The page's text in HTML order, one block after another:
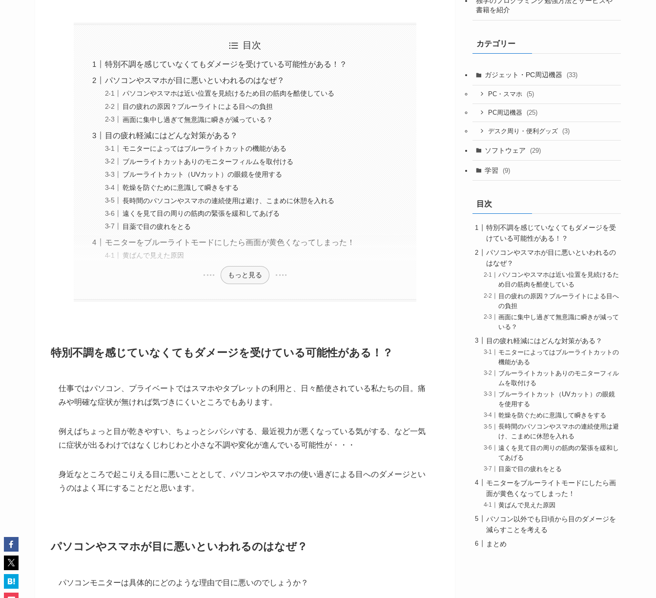
目次
特別不調を感じていなくてもダメージを受けている可能性がある！？
パソコンやスマホが目に悪いといわれるのはなぜ？
パソコンやスマホは近い位置を見続けるため目の筋肉を酷使している
目の疲れの原因？ブルーライトによる目への負担
画面に集中し過ぎて無意識に瞬きが減っている？
目の疲れ軽減にはどんな対策がある？
モニターによってはブルーライトカットの機能がある
ブルーライトカットありのモニターフィルムを取付ける
ブルーライトカット（UVカット）の眼鏡を使用する
乾燥を防ぐために意識して瞬きをする
長時間のパソコンやスマホの連続使用は避け、こまめに休憩を入れる
遠くを見て目の周りの筋肉の緊張を緩和してあげる
目薬で目の疲れをとる
モニターをブルーライトモードにしたら画面が黄色くなってしまった！
黄ばんで見えた原因
もっと見る
特別不調を感じていなくてもダメージを受けている可能性がある！？
仕事ではパソコン、プライベートではスマホやタブレットの利用と、日々酷使されている私たちの目。痛
みや明確な症状が無ければ気づきにくいところでもあります。
例えばちょっと目が乾きやすい、ちょっとシパシパする、最近視力が悪くなっている気がする、など一気
に症状が出るわけではなくじわじわと小さな不調や変化が進んでいる可能性が・・・
身近なところで起こりえる目に悪いこととして、パソコンやスマホの使い過ぎによる目へのダメージとい
うのはよく耳にすることだと思います。
パソコンやスマホが目に悪いといわれるのはなぜ？
パソコンモニターは具体的にどのような理由で目に悪いのでしょうか？
書籍を紹介
カテゴリー
ガジェット・PC周辺機器 (33)
PC・スマホ (5)
PC周辺機器 (25)
デスク周り・便利グッズ (3)
ソフトウェア (29)
学習 (9)
目次
特別不調を感じていなくてもダメージを受
けている可能性がある！？
パソコンやスマホが目に悪いといわれるの
はなぜ？
パソコンやスマホは近い位置を見続けるた
め目の筋肉を酷使している
目の疲れの原因？ブルーライトによる目へ
の負担
画面に集中し過ぎて無意識に瞬きが減って
いる？
目の疲れ軽減にはどんな対策がある？
モニターによってはブルーライトカットの
機能がある
ブルーライトカットありのモニターフィル
ムを取付ける
ブルーライトカット（UVカット）の眼鏡
を使用する
乾燥を防ぐために意識して瞬きをする
長時間のパソコンやスマホの連続使用は避
け、こまめに休憩を入れる
遠くを見て目の周りの筋肉の緊張を緩和し
てあげる
目薬で目の疲れをとる
モニターをブルーライトモードにしたら画
面が黄色くなってしまった！
黄ばんで見えた原因
パソコン以外でも日頃から目のダメージを
減らすことを考える
まとめ